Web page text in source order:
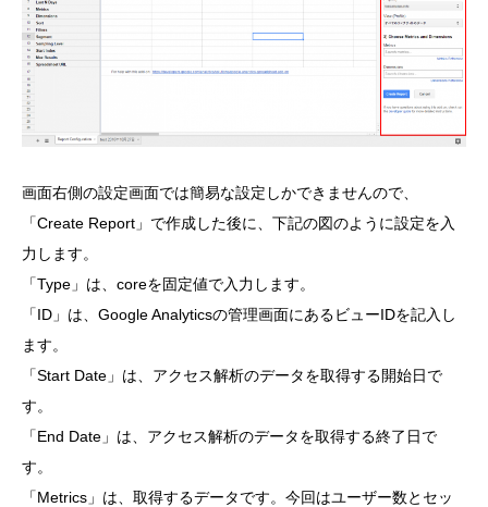
画面右側の設定画面では簡易な設定しかできませんので、
「Create Report」で作成した後に、下記の図のように設定を入
力します。
「Type」は、coreを固定値で入力します。
「ID」は、Google Analyticsの管理画面にあるビューIDを記入し
ます。
「Start Date」は、アクセス解析のデータを取得する開始日で
す。
「End Date」は、アクセス解析のデータを取得する終了日で
す。
「Metrics」は、取得するデータです。今回はユーザー数とセッ